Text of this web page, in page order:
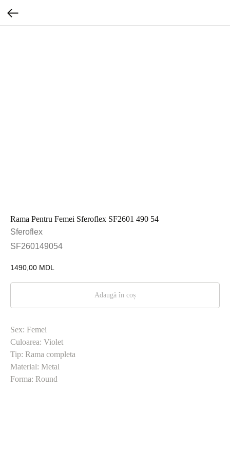
Rama Pentru Femei Sferoflex SF2601 490 54
Sferoflex
SF260149054
1490,00 MDL
Adaugă în coș
Sex: Femei
Culoarea: Violet
Tip: Rama completa
Material: Metal
Forma: Round